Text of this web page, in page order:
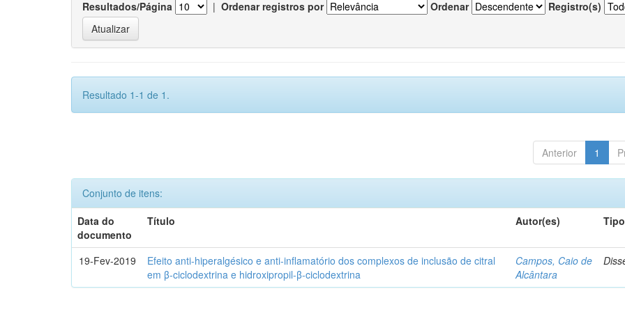
Resultados/Página | Ordenar registros por Ordenar Registro(s)
Resultado 1-1 de 1.
Anterior 1
Conjunto de itens:
Data do
documento
Título Autor(es) Tipo
19-Fev-2019
Efeito anti-hiperalgésico e anti-inflamatório dos complexos de inclusão de citral
em β-ciclodextrina e hidroxipropil-β-ciclodextrina
Campos, Caio de
Alcântara